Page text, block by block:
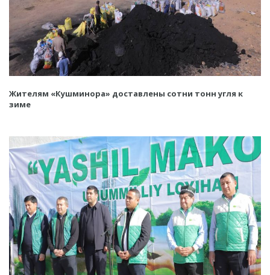
Жителям «Кушминора» доставлены сотни тонн угля к
зиме